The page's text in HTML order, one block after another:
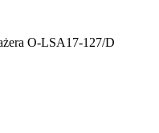
O-LSA17-127/D